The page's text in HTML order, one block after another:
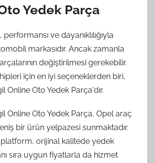
Yedek Parça
ve dayanıklılığıyla
markasıdır. Ancak zamanla
değiştirilmesi gerekebilir.
için en iyi seçeneklerden biri,
Online Oto Yedek Parça'dır.
Online Oto Yedek Parça, Opel araç
bir ürün yelpazesi sunmaktadır.
orijinal kalitede yedek
sıra uygun fiyatlarla da hizmet